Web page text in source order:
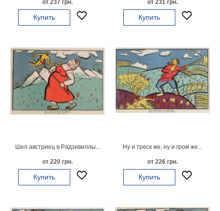
холсте
размеров
Наши
работы
от 237 грн.
Купить
от 231 грн.
Купить
Шел австриец в Радзивиллы...
от 220 грн.
Купить
Ну и треск же, ну и гром же...
от 226 грн.
Купить